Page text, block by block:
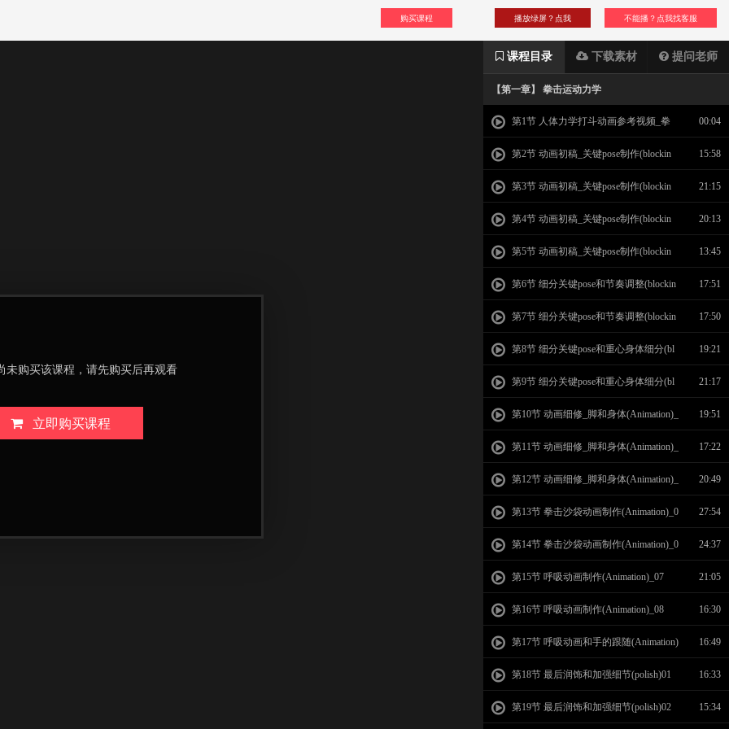
购买课程 不能播？点我找客服
播放绿屏？点我
课程目录 下载素材 提问老师
【第一章】 拳击运动力学
第1节 人体力学打斗动画参考视频_拳
击运动力学
00:04
第2节 动画初稿_关键pose制作(blockin
g)_01
15:58
第3节 动画初稿_关键pose制作(blockin
g)_02
21:15
第4节 动画初稿_关键pose制作(blockin
g)_03
20:13
第5节 动画初稿_关键pose制作(blockin
g)_04
13:45
第6节 细分关键pose和节奏调整(blockin
g)_05
17:51
第7节 细分关键pose和节奏调整(blockin
g)_06
17:50
第8节 细分关键pose和重心身体细分(bl
ocking)_07
19:21
第9节 细分关键pose和重心身体细分(bl
ocking)_08
21:17
第10节 动画细修_脚和身体(Animation)_
01
19:51
第11节 动画细修_脚和身体(Animation)_
02
17:22
第12节 动画细修_脚和身体(Animation)_
03
20:49
第13节 拳击沙袋动画制作(Animation)_0
4
27:54
第14节 拳击沙袋动画制作(Animation)_0
5
24:37
第15节 呼吸动画制作(Animation)_07 21:05
第16节 呼吸动画制作(Animation)_08 16:30
第17节 呼吸动画和手的跟随(Animation)
_09
16:49
第18节 最后润饰和加强细节(polish)01 16:33
第19节 最后润饰和加强细节(polish)02 15:34
未购买该课程，请先购买后再观看
立即购买课程